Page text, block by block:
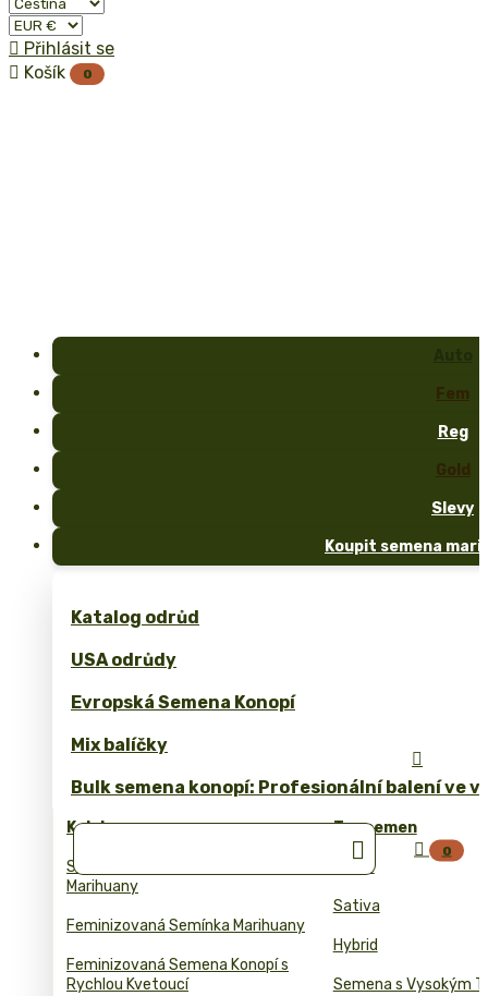
 Přihlásit se
 Košík 0
Fem
Reg
Gold
Slevy
Koupit semena
Katalog odrůd
USA odrůdy
Evropská Semena Konopí
Mix balíčky
Bulk semena konopí: Profesionální balení ve
Kolekce
Samonakvetaci Semena
Marihuany
Feminizovaná Semínka Marihuany
Feminizovaná Semena Konopí s
Rychlou Kvetoucí
Typ semen
Indica
Sativa
Hybrid
Semena s Vysokým


 0